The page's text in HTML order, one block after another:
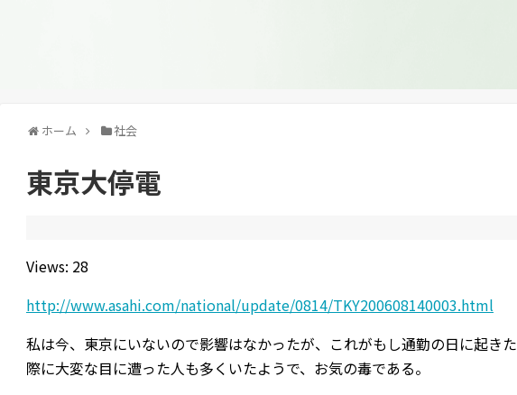
ホーム 社会
東京大停電
Views: 28
http://www.asahi.com/national/update/0814/TKY200608140003.html
私は今、東京にいないので影響はなかったが、これがもし通勤の日に起き
際に大変な目に遭った人も多くいたようで、お気の毒である。